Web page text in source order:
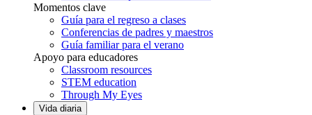
Momentos clave
Guía para el regreso a clases
Conferencias de padres y maestros
Guía familiar para el verano
Apoyo para educadores
Classroom resources
STEM education
Through My Eyes
Vida diaria